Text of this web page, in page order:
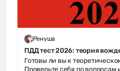
Ренуша
ПДД тест 2026: теория
Готовы ли вы к